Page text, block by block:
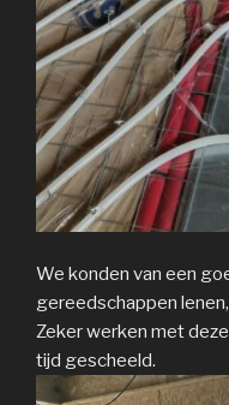
We konden van een
gereedschappen
Zeker werken met
tijd gescheeld.